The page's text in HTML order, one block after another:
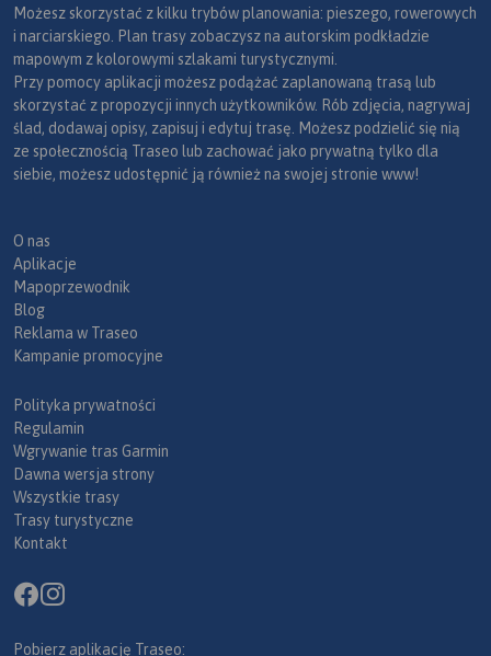
Możesz skorzystać z kilku trybów planowania: pieszego, rowerowych
i narciarskiego. Plan trasy zobaczysz na autorskim podkładzie
mapowym z kolorowymi szlakami turystycznymi.
Przy pomocy aplikacji możesz podążać zaplanowaną trasą lub
skorzystać z propozycji innych użytkowników. Rób zdjęcia, nagrywaj
ślad, dodawaj opisy, zapisuj i edytuj trasę. Możesz podzielić się nią
ze społecznością Traseo lub zachować jako prywatną tylko dla
siebie, możesz udostępnić ją również na swojej stronie www!
O nas
Aplikacje
Mapoprzewodnik
Blog
Reklama w Traseo
Kampanie promocyjne
Polityka prywatności
Regulamin
Wgrywanie tras Garmin
Dawna wersja strony
Wszystkie trasy
Trasy turystyczne
Kontakt
Pobierz aplikację Traseo: